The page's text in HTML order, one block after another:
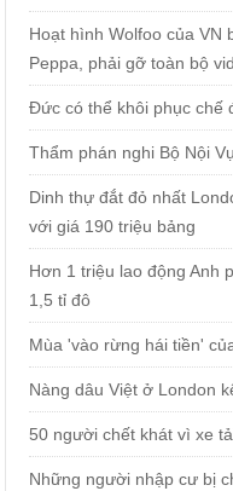
Hoạt hình Wolfoo của VN
Peppa, phải gỡ toàn bộ
Đức có thể khôi phục chế
Thẩm phán nghi Bộ Nội
Dinh thự đắt đỏ nhất
với giá 190 triệu bảng
Hơn 1 triệu lao động Anh
1,5 tỉ đô
Mùa 'vào rừng hái tiền'
Nàng dâu Việt ở London
50 người chết khát vì xe
Những người nhập cư bị